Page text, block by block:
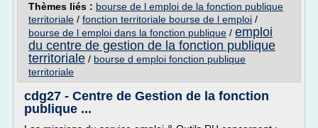
Thèmes liés : bourse de l emploi de la fonction publique
territoriale / fonction territoriale bourse de l emploi /
bourse de l emploi dans la fonction publique / emploi
du centre de gestion de la fonction publique
territoriale / bourse d emploi fonction publique
territoriale
cdg27 - Centre de Gestion de la fonction
publique ...